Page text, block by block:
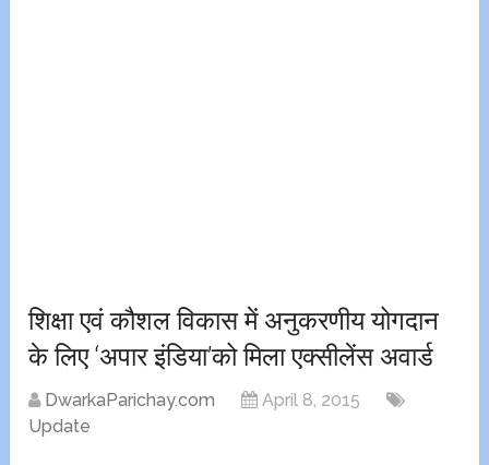
शिक्षा एवं कौशल विकास में अनुकरणीय योगदान
के लिए ‘अपार इंडिया’को मिला एक्सीलेंस अवार्ड
DwarkaParichay.com
April 8, 2015
Update